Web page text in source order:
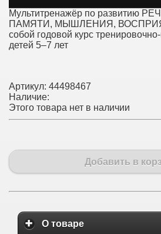
Мультитренажёр по развитию
ПАМЯТИ, МЫШЛЕНИЯ,
собой годовой курс
детей 5–7 лет
Артикул: 44498467
Наличие:
Этого товара нет в наличии
Добавить в
О товаре